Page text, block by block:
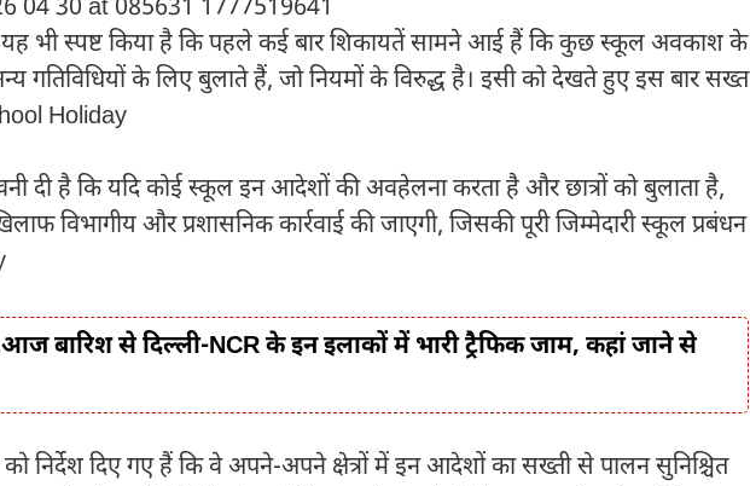
यह भी स्पष्ट किया है कि पहले कई बार शिकायतें सामने आई हैं कि कुछ स्कूल अवकाश के
गतिविधियों के लिए बुलाते हैं, जो नियमों के विरुद्ध है। इसी को देखते हुए इस बार सख्त
Holiday
दी है कि यदि कोई स्कूल इन आदेशों की अवहेलना करता है और छात्रों को बुलाता है,
विभागीय और प्रशासनिक कार्रवाई की जाएगी, जिसकी पूरी जिम्मेदारी स्कूल प्रबंधन
बारिश से दिल्ली-NCR के इन इलाकों में भारी ट्रैफिक जाम, कहां जाने से
निर्देश दिए गए हैं कि वे अपने-अपने क्षेत्रों में इन आदेशों का सख्ती से पालन सुनिश्चित